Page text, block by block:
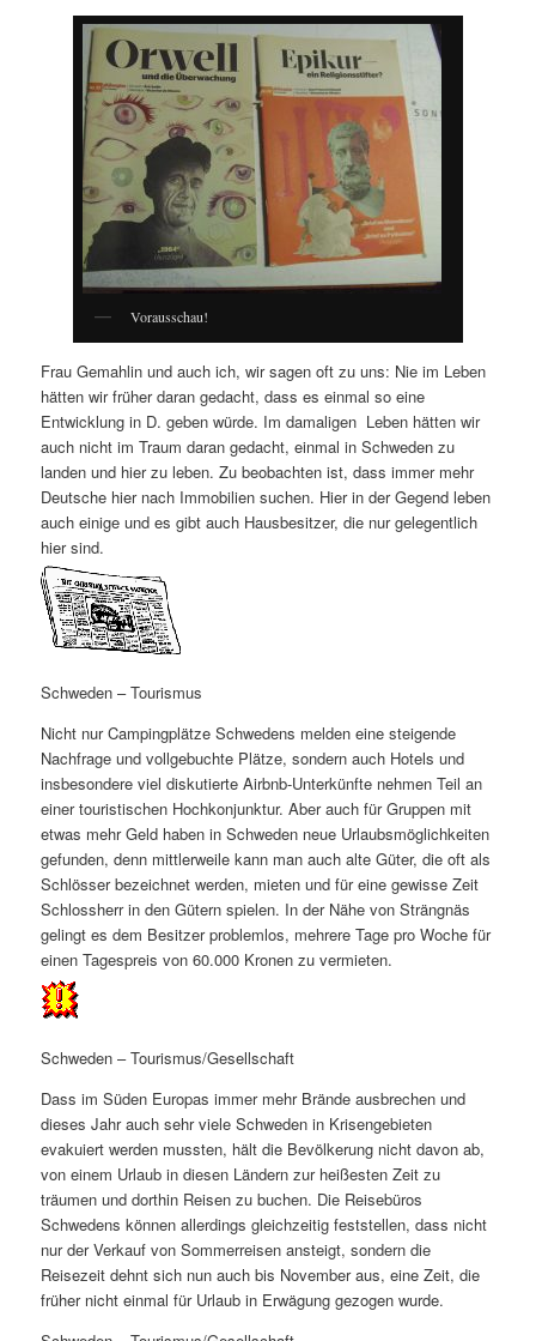
Vorausschau!
Frau Gemahlin und auch ich, wir sagen oft zu uns: Nie im Leben
hätten wir früher daran gedacht, dass es einmal so eine
Entwicklung in D. geben würde. Im damaligen Leben hätten wir
auch nicht im Traum daran gedacht, einmal in Schweden zu
landen und hier zu leben. Zu beobachten ist, dass immer mehr
Deutsche hier nach Immobilien suchen. Hier in der Gegend leben
auch einige und es gibt auch Hausbesitzer, die nur gelegentlich
hier sind.
Schweden – Tourismus
Nicht nur Campingplätze Schwedens melden eine steigende
Nachfrage und vollgebuchte Plätze, sondern auch Hotels und
insbesondere viel diskutierte Airbnb-Unterkünfte nehmen Teil an
einer touristischen Hochkonjunktur. Aber auch für Gruppen mit
etwas mehr Geld haben in Schweden neue Urlaubsmöglichkeiten
gefunden, denn mittlerweile kann man auch alte Güter, die oft als
Schlösser bezeichnet werden, mieten und für eine gewisse Zeit
Schlossherr in den Gütern spielen. In der Nähe von Strängnäs
gelingt es dem Besitzer problemlos, mehrere Tage pro Woche für
einen Tagespreis von 60.000 Kronen zu vermieten.
Schweden – Tourismus/Gesellschaft
Dass im Süden Europas immer mehr Brände ausbrechen und
dieses Jahr auch sehr viele Schweden in Krisengebieten
evakuiert werden mussten, hält die Bevölkerung nicht davon ab,
von einem Urlaub in diesen Ländern zur heißesten Zeit zu
träumen und dorthin Reisen zu buchen. Die Reisebüros
Schwedens können allerdings gleichzeitig feststellen, dass nicht
nur der Verkauf von Sommerreisen ansteigt, sondern die
Reisezeit dehnt sich nun auch bis November aus, eine Zeit, die
früher nicht einmal für Urlaub in Erwägung gezogen wurde.